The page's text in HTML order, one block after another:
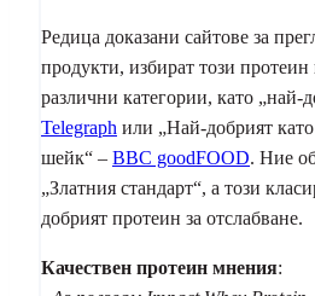
Редица доказани сайтове за
продукти, избират този протеин
различни категории, като „най-
Telegraph или „Най-добрият
шейк“ – BBC goodFOOD. Ние
„Златния стандарт“, а този
добрият протеин за отслабване.
Качествен протеин мнения: